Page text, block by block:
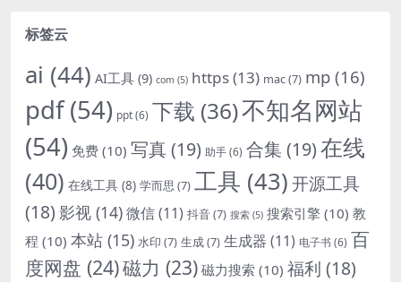
标签云
ai (44) AI工具 (9) com (5) https(13) mac(7) mp (16)
pdf(54) ppt(6) 下载 (36)不知名网站
(54) 免费 (10) 写真 (19) 助手(6) 合集 (19)在线
(40) 在线工具 (8) 学而思 (7) 工具 (43)开源工具
(18) 影视 (14)微信(11) 抖音(7) 搜索 (5) 搜索引擎 (10) 教
程 (10) 本站 (15) 水印 (7) 生成(7) 生成器 (11) 电子书(6) 百
度网盘 (24)磁力 (23) 磁力搜索 (10) 福利 (18)